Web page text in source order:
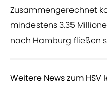
Zusammengerechnet
mindestens 3,35
nach Hamburg fließen
Weitere News zum HSV